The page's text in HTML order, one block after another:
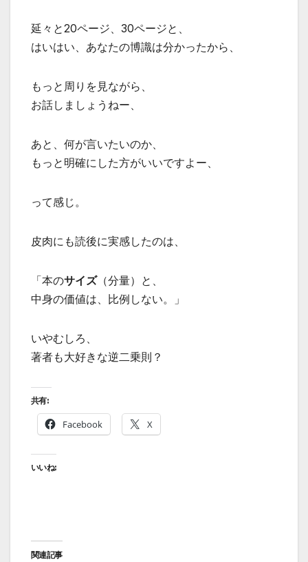
延々と20ページ、30ページと、
はいはい、あなたの博識は分かったから、
もっと周りを見ながら、
お話しましょうねー、
あと、何が言いたいのか、
もっと明確にした方がいいですよー、
って感じ。
皮肉にも読後に実感したのは、
「本のサイズ（分量）と、
中身の価値は、比例しない。」
いやむしろ、
著者も大好きな逆二乗則？
共有:
Facebook X
いいね:
関連記事